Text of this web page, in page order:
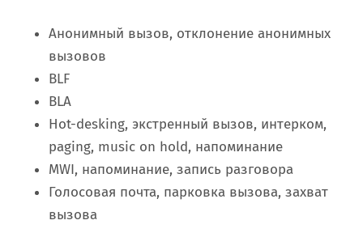
Анонимный вызов, отклонение анонимных
вызовов
BLF
BLA
Hot-desking, экстренный вызов, интерком,
paging, music on hold, напоминание
MWI, напоминание, запись разговора
Голосовая почта, парковка вызова, захват
вызова